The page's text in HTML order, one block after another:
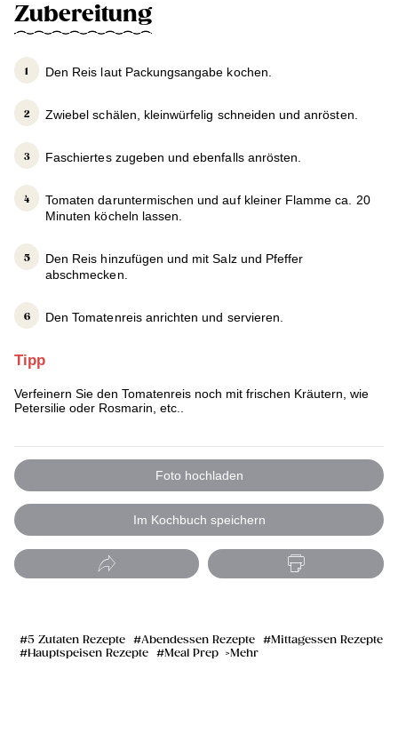
Zubereitung
Den Reis laut Packungsangabe kochen.
Zwiebel schälen, kleinwürfelig schneiden und anrösten.
Faschiertes zugeben und ebenfalls anrösten.
Tomaten daruntermischen und auf kleiner Flamme ca. 20
Minuten köcheln lassen.
Den Reis hinzufügen und mit Salz und Pfeffer
abschmecken.
Den Tomatenreis anrichten und servieren.
Tipp
Verfeinern Sie den Tomatenreis noch mit frischen Kräutern, wie
Petersilie oder Rosmarin, etc..
Foto hochladen
Im Kochbuch speichern
5 Zutaten Rezepte Abendessen Rezepte
Mittagessen Rezepte
Hauptspeisen Rezepte
Meal Prep Mehr